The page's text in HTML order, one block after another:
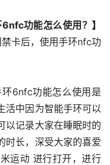
功能怎么使用？】
卡后，使用手环nfc功
6nfc功能怎么使用是
活中因为智能手环可以
以记录大家在睡眠时的
时长，深受大家的喜爱
运动 进行打开，进行